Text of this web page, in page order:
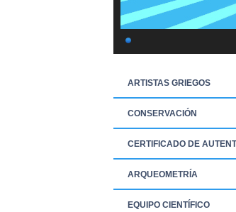
ARTISTAS GRIEGOS
CONSERVACIÓN
CERTIFICADO DE
ARQUEOMETRÍA
EQUIPO CIENTÍFICO